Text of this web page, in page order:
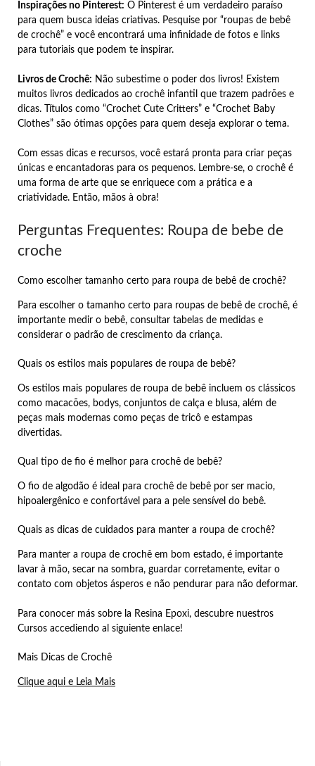
Inspirações no Pinterest: O Pinterest é um verdadeiro paraíso
para quem busca ideias criativas. Pesquise por “roupas de bebê
de crochê” e você encontrará uma infinidade de fotos e links
para tutoriais que podem te inspirar.
Livros de Crochê: Não subestime o poder dos livros! Existem
muitos livros dedicados ao crochê infantil que trazem padrões e
dicas. Títulos como “Crochet Cute Critters” e “Crochet Baby
Clothes” são ótimas opções para quem deseja explorar o tema.
Com essas dicas e recursos, você estará pronta para criar peças
únicas e encantadoras para os pequenos. Lembre-se, o crochê é
uma forma de arte que se enriquece com a prática e a
criatividade. Então, mãos à obra!
Perguntas Frequentes: Roupa de bebe de
croche
Como escolher tamanho certo para roupa de bebê de crochê?
Para escolher o tamanho certo para roupas de bebê de crochê, é
importante medir o bebê, consultar tabelas de medidas e
considerar o padrão de crescimento da criança.
Quais os estilos mais populares de roupa de bebê?
Os estilos mais populares de roupa de bebê incluem os clássicos
como macacões, bodys, conjuntos de calça e blusa, além de
peças mais modernas como peças de tricô e estampas
divertidas.
Qual tipo de fio é melhor para crochê de bebê?
O fio de algodão é ideal para crochê de bebê por ser macio,
hipoalergênico e confortável para a pele sensível do bebê.
Quais as dicas de cuidados para manter a roupa de crochê?
Para manter a roupa de crochê em bom estado, é importante
lavar à mão, secar na sombra, guardar corretamente, evitar o
contato com objetos ásperos e não pendurar para não deformar.
Para conocer más sobre la Resina Epoxi, descubre nuestros
Cursos accediendo al siguiente enlace!
Mais Dicas de Crochê
Clique aqui e Leia Mais